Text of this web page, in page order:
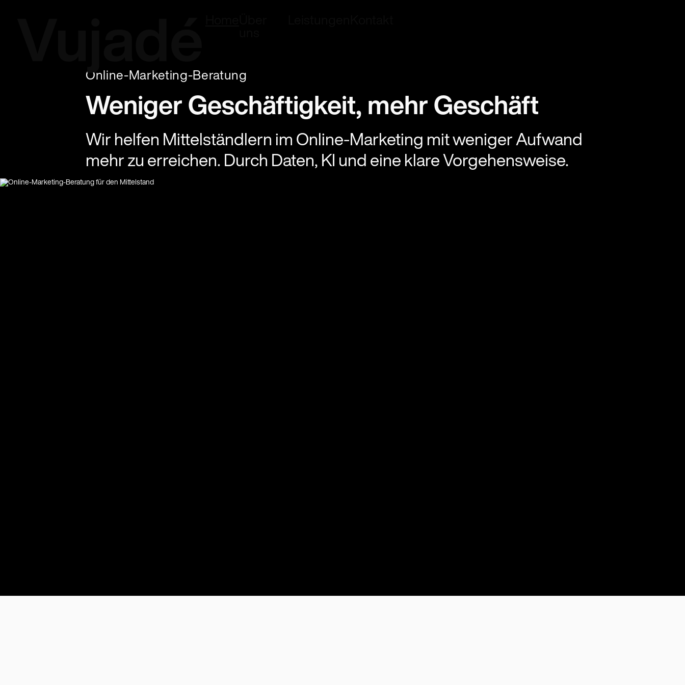
Online-Marketing-Beratung
Weniger Geschäftigkeit, mehr Geschäft
Wir helfen Mittelständlern im Online-Marketing mit weniger Aufwand
mehr zu erreichen. Durch Daten, KI und eine klare Vorgehensweise.